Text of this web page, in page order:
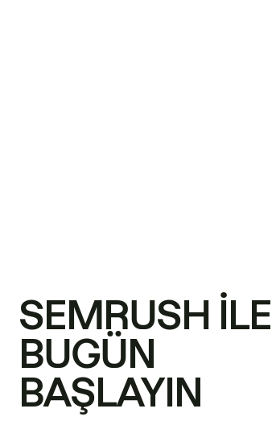
SEMRUSH ILE
BUGÜN
BAŞLAYIN